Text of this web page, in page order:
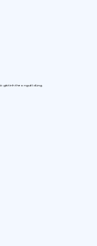
giá tính theo người dùng.